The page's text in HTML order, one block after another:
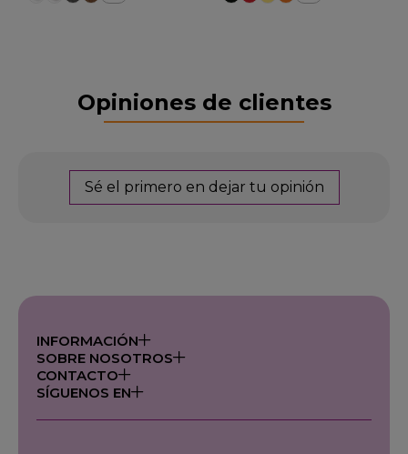
Opiniones de clientes
Sé el primero en dejar tu opinión
INFORMACIÓN
SOBRE NOSOTROS
CONTACTO
SÍGUENOS EN